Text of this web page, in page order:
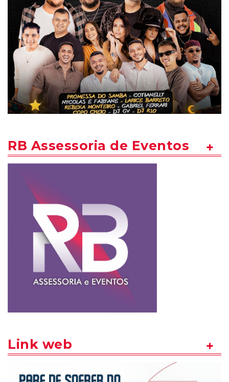
RB Assessoria de Eventos
Link web